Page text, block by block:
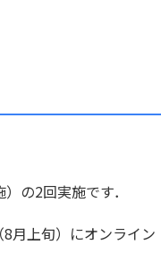
の2回実施です．
月上旬）にオンライン